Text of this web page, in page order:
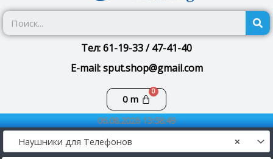
Тел: 61-19-33 / 47-41-40
E-mail: sput.shop@gmail.com
0m
Корзина
06.08.2026 13:58:49
×
Наушники для Телефонов